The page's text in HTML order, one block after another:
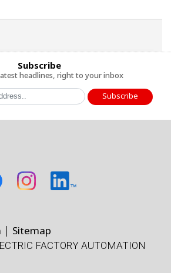
ท์ Line Facebook แผนที่
Facebook LinkedIn e-mail
Subscribe
headlines, right to your inbox
Subscribe
Sitemap
FACTORY AUTOMATION